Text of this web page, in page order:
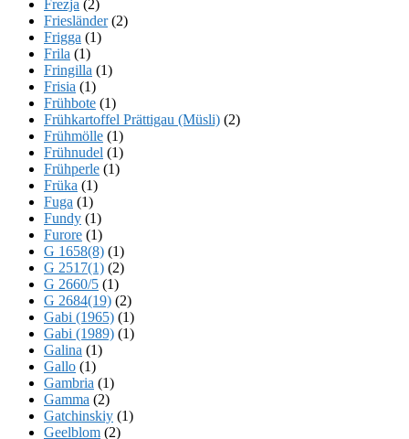
Frezja (2)
Friesländer(2)
Frigga (1)
Frila (1)
Fringilla (1)
Frisia (1)
Frühbote (1)
Frühkartoffel Prättigau (Müsli) (2)
Frühmölle (1)
Frühnudel (1)
Frühperle (1)
Früka (1)
Fuga (1)
Fundy (1)
Furore (1)
G 1658(8) (1)
G 2517(1) (2)
G 2660/5 (1)
G 2684(19) (2)
Gabi (1965) (1)
Gabi (1989) (1)
Galina (1)
Gallo (1)
Gambria (1)
Gamma (2)
Gatchinskiy (1)
Geelblom (2)